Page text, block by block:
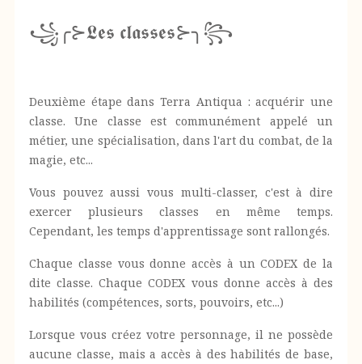
꧁╭⊱𝕷𝖊𝖘 𝖈𝖑𝖆𝖘𝖘𝖊𝖘⊱╮꧂
Deuxième étape dans Terra Antiqua : acquérir une
classe. Une classe est communément appelé un
métier, une spécialisation, dans l'art du combat, de la
magie, etc...
Vous pouvez aussi vous multi-classer, c'est à dire
exercer plusieurs classes en même temps.
Cependant, les temps d'apprentissage sont rallongés.
Chaque classe vous donne accès à un CODEX de la
dite classe. Chaque CODEX vous donne accès à des
habilités (compétences, sorts, pouvoirs, etc...)
Lorsque vous créez votre personnage, il ne possède
aucune classe, mais a accès à des habilités de base,